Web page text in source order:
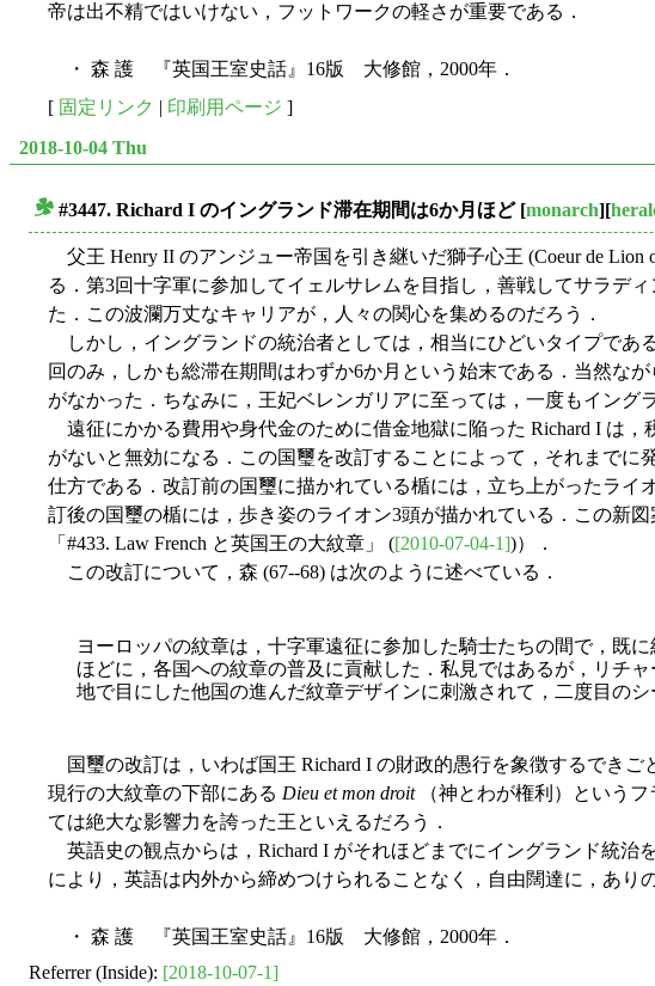
帝は出不精ではいけない，フットワークの軽さが重要である．
・ 森 護 『英国王室史話』16版 大修館，2000年．
[ 固定リンク | 印刷用ページ ]
2018-10-04 Thu
#3447. Richard I のイングランド滞在期間は6か月ほど[monarch][
父王 Henry II のアンジュー帝国を引き継いだ獅子心王 (Coeur de Lion
る．第3回十字軍に参加してイェルサレムを目指し，善戦してサラデ
た．この波瀾万丈なキャリアが，人々の関心を集めるのだろう．
しかし，イングランドの統治者としては，相当にひどいタイプであ
回のみ，しかも総滞在期間はわずか6か月という始末である．当然な
がなかった．ちなみに，王妃ベレンガリアに至っては，一度もイング
遠征にかかる費用や身代金のために借金地獄に陥った Richard I は，
がないと無効になる．この国璽を改訂することによって，それまで
仕方である．改訂前の国璽に描かれている楯には，立ち上がったラ
訂後の国璽の楯には，歩き姿のライオン3頭が描かれている．この新
「#433. Law French と英国王の大紋章」 ([2010-07-04-1])）．
この改訂について，森 (67--68) は次のように述べている．
ヨーロッパの紋章は，十字軍遠征に参加した騎士たちの間で，既
ほどに，各国への紋章の普及に貢献した．私見ではあるが，リチ
地で目にした他国の進んだ紋章デザインに刺激されて，二度目の
国璽の改訂は，いわば国王 Richard I の財政的愚行を象徴するでき
現行の大紋章の下部にある Dieu et mon droit（神とわが権利）というフ
ては絶大な影響力を誇った王といえるだろう．
英語史の観点からは，Richard I がそれほどまでにイングランド統
により，英語は内外から締めつけられることなく，自由闊達に，あり
・ 森 護 『英国王室史話』16版 大修館，2000年．
Referrer (Inside): [2018-10-07-1]